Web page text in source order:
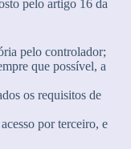
pelo artigo 16 da
pelo controlador;
que possível, a
os requisitos de
por terceiro, e